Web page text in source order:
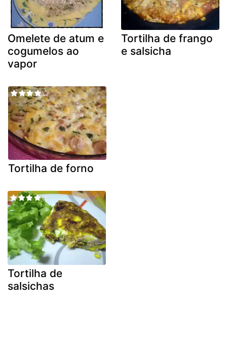
Omelete de atum e
cogumelos ao
vapor
Tortilha de frango
e salsicha
Tortilha de forno
Tortilha de
salsichas